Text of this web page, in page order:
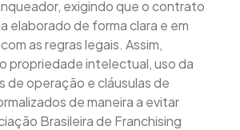
exigindo que o contrato
elaborado de forma clara e em
as regras legais. Assim,
propriedade intelectual, uso da
de operação e cláusulas de
de maneira a evitar
Brasileira de Franchising